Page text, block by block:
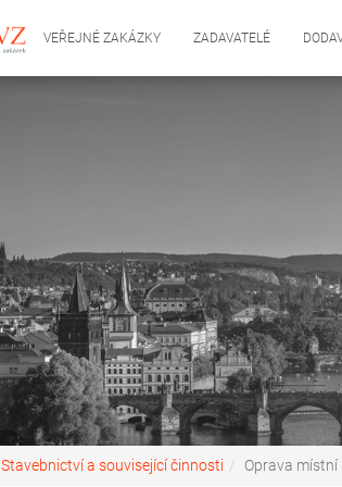
VEŘEJNÉ ZAKÁZKY ZADAVATELÉ
Stavebnictví a související činnosti Oprava místní